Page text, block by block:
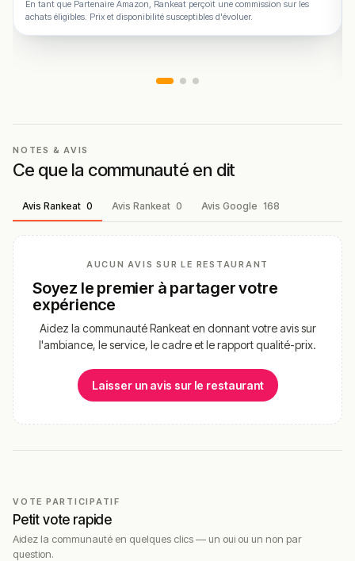
En tant que Partenaire Amazon, Rankeat perçoit une commission sur les
achats éligibles. Prix et disponibilité susceptibles d'évoluer.
NOTES & AVIS
Ce que la communauté en dit
Avis Rankeat 0 Avis Rankeat 0 Avis Google 168
AUCUN AVIS SUR LE RESTAURANT
Soyez le premier à partager votre
expérience
Aidez la communauté Rankeat en donnant votre avis sur
l'ambiance, le service, le cadre et le rapport qualité-prix.
Laisser un avis sur le restaurant
VOTE PARTICIPATIF
Petit vote rapide
Aidez la communauté en quelques clics — un oui ou un non par
question.